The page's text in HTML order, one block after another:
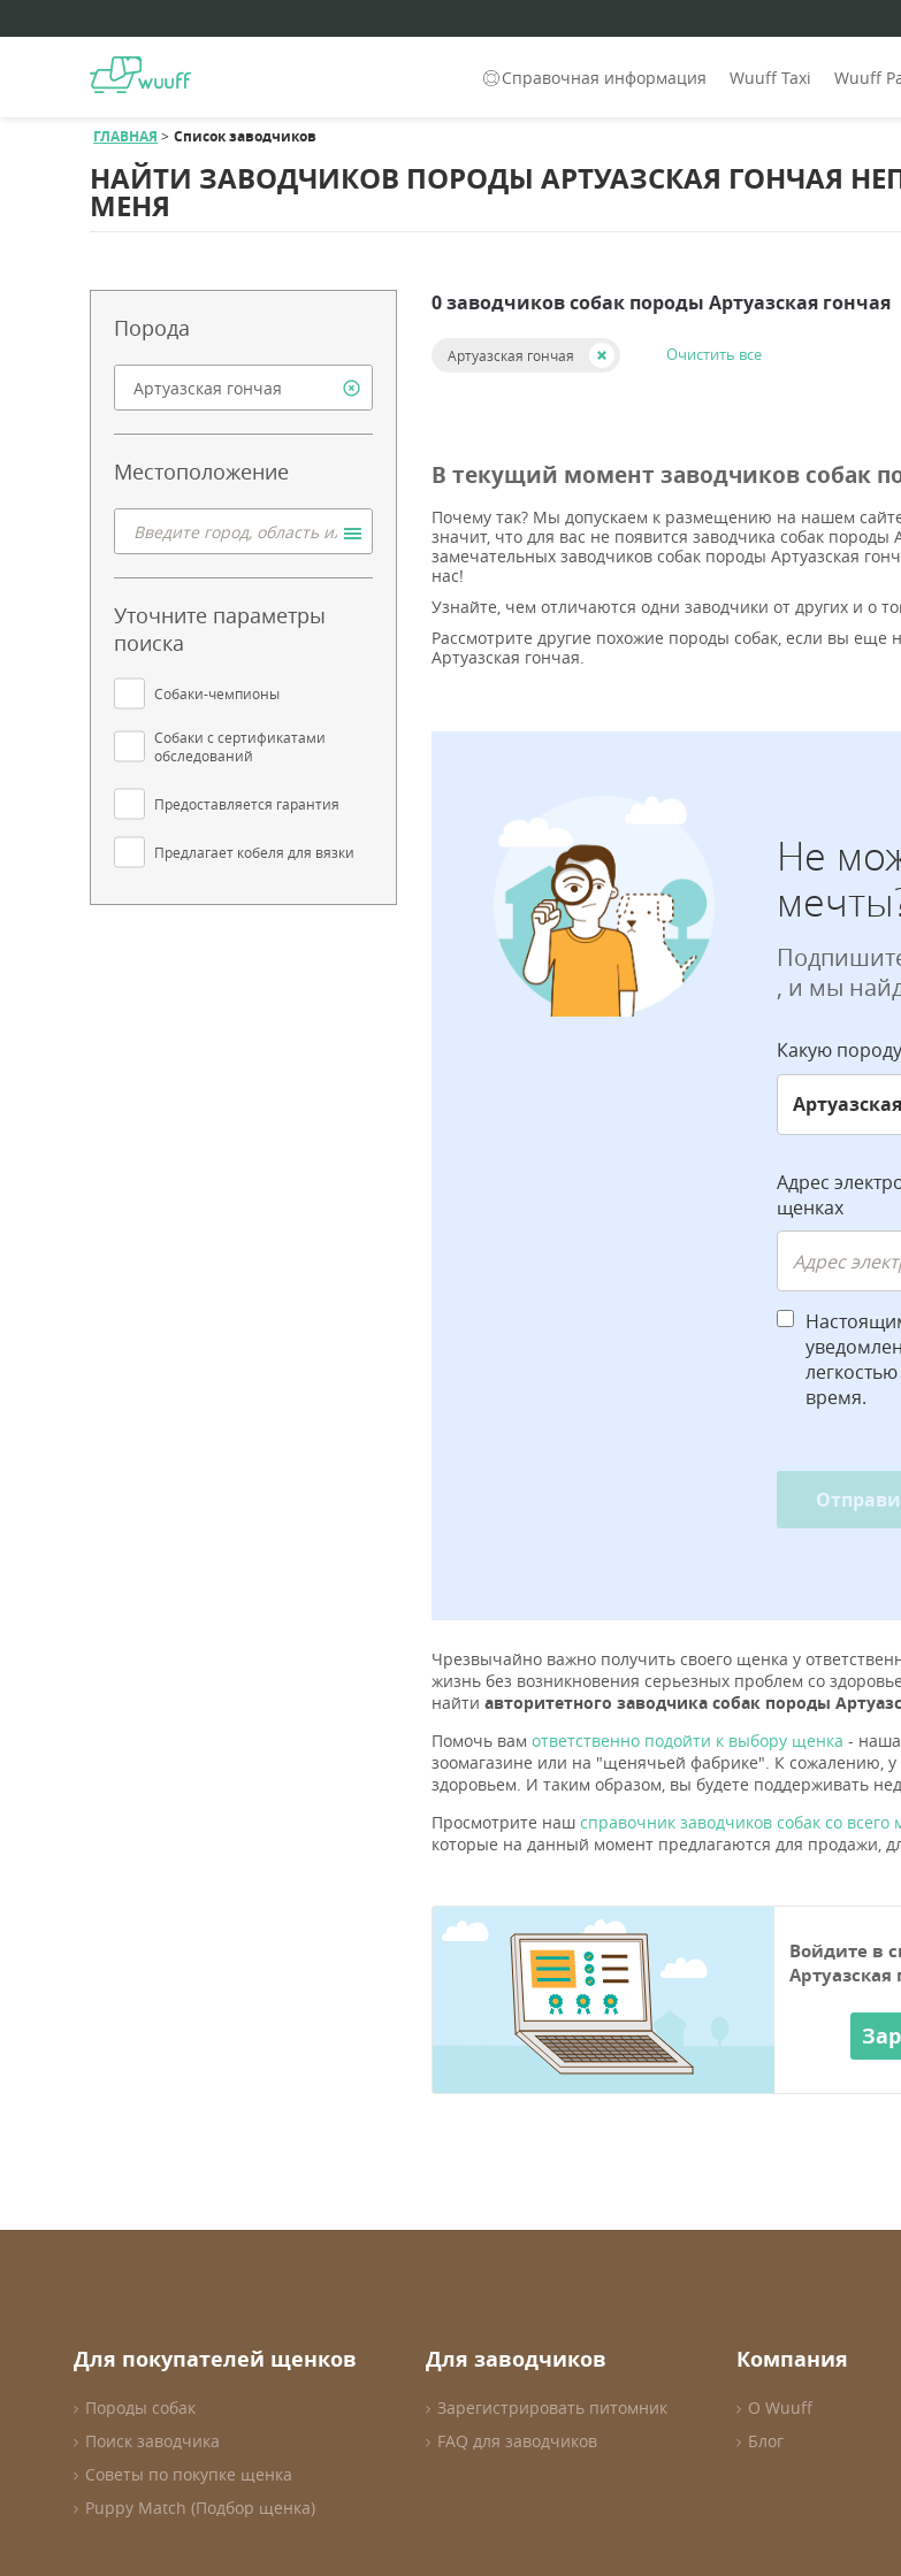
Справочная информация Wuuff Taxi Wuuff
ГЛАВНАЯ Список заводчиков
НАЙТИ ЗАВОДЧИКОВ ПОРОДЫ АРТУАЗСКАЯ ГОНЧАЯ
МЕНЯ
Порода
Местоположение
Уточните параметры
поиска
Собаки-чемпионы
Собаки с сертификатами
обследований
Предоставляется гарантия
Предлагает кобеля для вязки
0 заводчиков собак породы Артуазская гончая
Артуазская гончая Очистить все
В текущий момент заводчиков собак
Почему так? Мы допускаем к размещению на нашем
значит, что для вас не появится заводчика собак
замечательных заводчиков собак породы Артуазская
нас!
Узнайте, чем отличаются одни заводчики от других и о
Рассмотрите другие похожие породы собак, если вы
Артуазская гончая.
Не
, и мы
Какую
Адрес
щенках
время.
Чрезвычайно важно получить своего щенка у
жизнь без возникновения серьезных проблем со
найти авторитетного заводчика собак породы
Помочь вам ответственно подойти к выбору щенка -
зоомагазине или на "щенячьей фабрике". К сожалению,
здоровьем. И таким образом, вы будете поддерживать
Просмотрите наш справочник заводчиков собак со всего
которые на данный момент предлагаются для продажи,
Войдите в
Артуазская
Для покупателей щенков
Породы собак
Поиск заводчика
Советы по покупке щенка
Puppy Match (Подбор щенка)
Для заводчиков
Зарегистрировать питомник
FAQ для заводчиков
Компания
О Wuuff
Блог